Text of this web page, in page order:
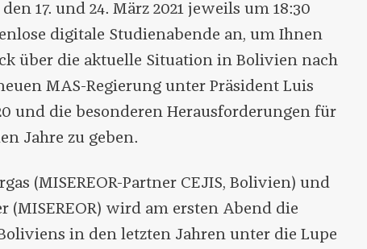
17. und 24. März 2021 jeweils um 18:30
digitale Studienabende an, um Ihnen
über die aktuelle Situation in Bolivien nach
MAS-Regierung unter Präsident Luis
und die besonderen Herausforderungen für
Jahre zu geben.
(MISEREOR-Partner CEJIS, Bolivien) und
(MISEREOR) wird am ersten Abend die
in den letzten Jahren unter die Lupe